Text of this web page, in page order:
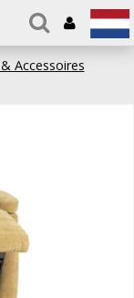
Accessoires